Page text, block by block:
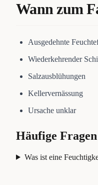
Wann zum
Ausgedehnte
Wiederkehrender
Salzausblühungen
Kellervernässung
Ursache unklar
Häufige
Was ist eine